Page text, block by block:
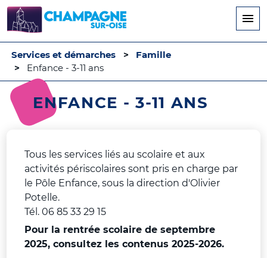
principal
Services et démarches
Famille
Enfance - 3-11 ans
ENFANCE - 3-11 ANS
Tous les services liés au scolaire et aux
activités périscolaires sont pris en charge par
le Pôle Enfance, sous la direction d'Olivier
Potelle.
Tél. 06 85 33 29 15
Pour la rentrée scolaire de septembre
2025, consultez les contenus 2025-2026.